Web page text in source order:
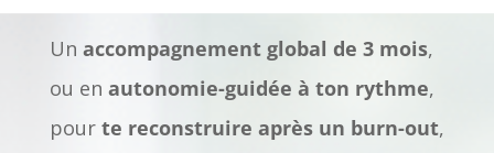
Un accompagnement global de 3 mois,
ou en autonomie-guidée à ton rythme,
pour te reconstruire après un burn-out,